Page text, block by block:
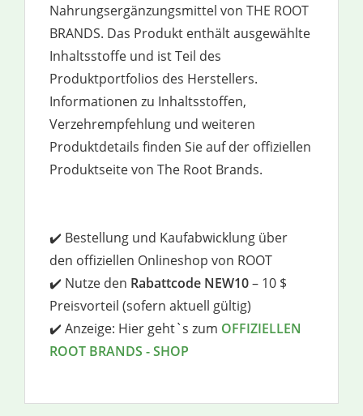
Nahrungsergänzungsmittel von THE ROOT
BRANDS. Das Produkt enthält ausgewählte
Inhaltsstoffe und ist Teil des
Produktportfolios des Herstellers.
Informationen zu Inhaltsstoffen,
Verzehrempfehlung und weiteren
Produktdetails finden Sie auf der offiziellen
Produktseite von The Root Brands.
✔️ Bestellung und Kaufabwicklung über
den offiziellen Onlineshop von ROOT
✔️ Nutze den Rabattcode NEW10– 10 $
Preisvorteil (sofern aktuell gültig)
✔️ Anzeige: Hier geht`s zum OFFIZIELLEN
ROOT BRANDS - SHOP